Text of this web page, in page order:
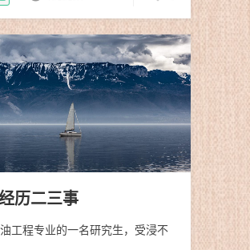
历二三事
工程专业的一名研究生，受浸不